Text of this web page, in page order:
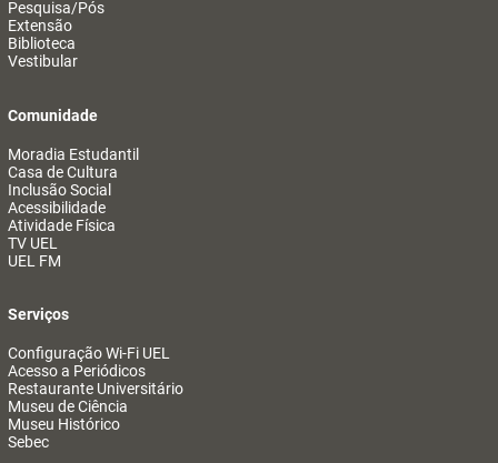
Pesquisa/Pós
Extensão
Biblioteca
Vestibular
Comunidade
Moradia Estudantil
Casa de Cultura
Inclusão Social
Acessibilidade
Atividade Física
TV UEL
UEL FM
Serviços
Configuração Wi-Fi UEL
Acesso a Periódicos
Restaurante Universitário
Museu de Ciência
Museu Histórico
Sebec